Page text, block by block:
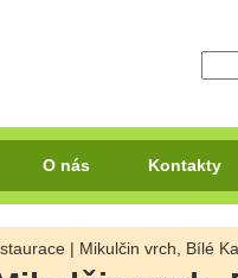
O nás Kontakty
| Mikulčin vrch, Bílé